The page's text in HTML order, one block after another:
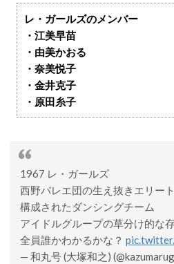
レ・ガールズのメンバー
・江美早苗
・由美かおる
・奈美悦子
・金井克子
・原田糸子
1967 レ・ガールズ
西野バレエ団の生え抜きエリー
構成されたダンシングチーム
アイドルグループの草分け的な
全員誰かわかるかな？
— 和丸号 (大塚和之)